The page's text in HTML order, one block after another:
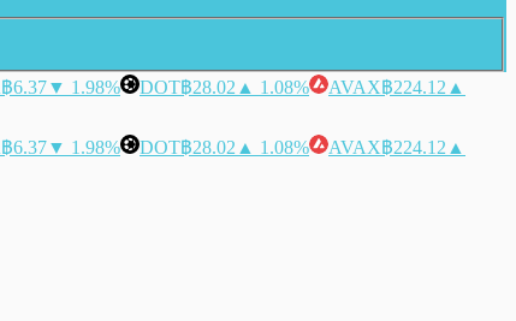
฿6.37▼ 1.98% DOT฿28.02 ▲ 1.08% AVAX฿224.12 ▲
฿6.37▼ 1.98% DOT฿28.02 ▲ 1.08% AVAX฿224.12 ▲